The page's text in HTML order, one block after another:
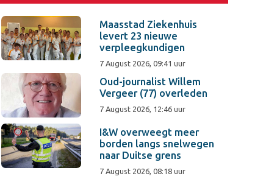
Maasstad Ziekenhuis
levert 23 nieuwe
verpleegkundigen
7 August 2026, 09:41 uur
Oud-journalist Willem
Vergeer (77) overleden
7 August 2026, 12:46 uur
I&W overweegt meer
borden langs snelwegen
naar Duitse grens
7 August 2026, 08:18 uur